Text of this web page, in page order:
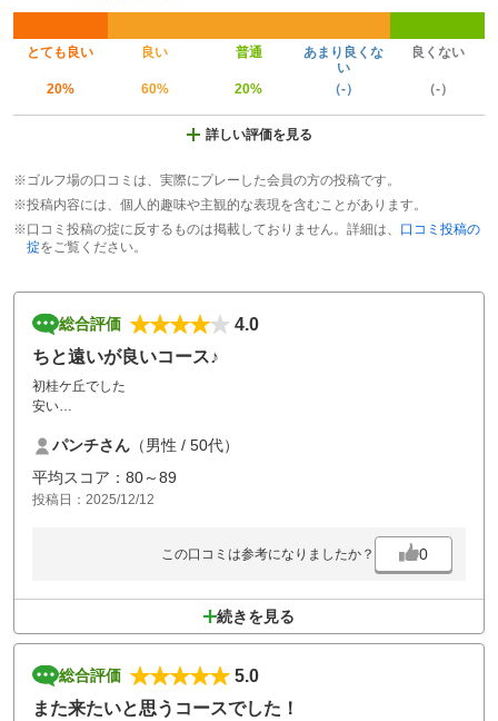
とても良い 良い 普通
あまり良くな
い
良くない
20% 60% 20% （-） （-）
詳しい評価を見る
※ゴルフ場の口コミは、実際にプレーした会員の方の投稿です。
※投稿内容には、個人的趣味や主観的な表現を含むことがあります。
※口コミ投稿の掟に反するものは掲載しておりません。詳細は、 口コミ投稿の
掟をご覧ください。
総合評価
4.0
ちと遠いが良いコース♪
初桂ケ丘でした
安い
グリーンはワングリーンで10.5ftで大きく段差もあるので何処も難しい
レギュラーからだと距離は無い
レディースは特に短い
メンテは全て良し
パンチさん （男性 / 50代）
平均スコア：80～89
投稿日：2025/12/12
この口コミは参考になりましたか？ 0
続きを見る
総合評価
5.0
また来たいと思うコースでした！